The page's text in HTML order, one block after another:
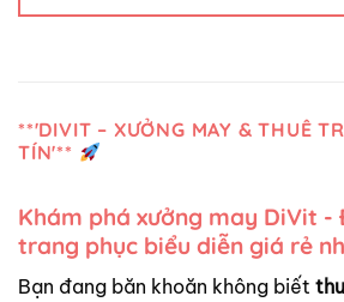
**'DIVIT – XƯỞNG MAY & THUÊ
TÍN'**
Khám phá xưởng may DiVit -
trang phục biểu diễn giá rẻ
Bạn đang băn khoăn không biết